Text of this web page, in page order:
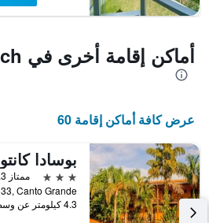
أماكن إقامة أخرى في Zimbros Beach
عرض كافة أماكن إقامة 60
3 نجوم
ممتاز 8.3
4.3 كيلومتر عن وسط المدينة